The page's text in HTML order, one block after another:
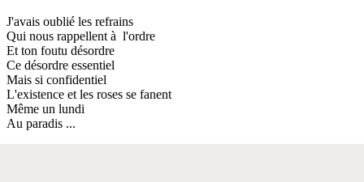
J'avais oublié les refrains
Qui nous rappellent à l'ordre
Et ton foutu désordre
Ce désordre essentiel
Mais si confidentiel
L'existence et les roses se fanent
Même un lundi
Au paradis ...